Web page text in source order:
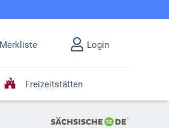
Merkliste Login
Freizeitstätten